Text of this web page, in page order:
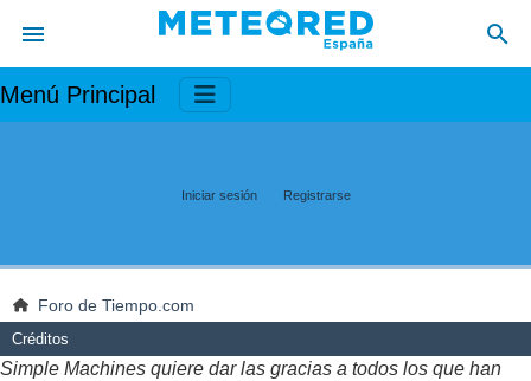
Menú Principal
Iniciar sesión Registrarse
Foro de Tiempo.com
Créditos
Simple Machines quiere dar las gracias a todos los que han